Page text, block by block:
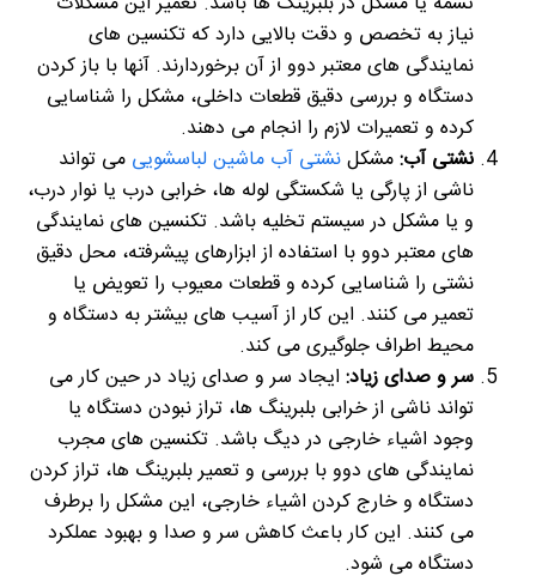
نیاز به تخصص و دقت بالایی دارد که تکنسین های
نمایندگی های معتبر دوو از آن برخوردارند. آنها با باز کردن
دستگاه و بررسی دقیق قطعات داخلی، مشکل را شناسایی
کرده و تعمیرات لازم را انجام می دهند.
نشتی آب:مشکلنشتی آب ماشین لباسشویی می تواند
ناشی از پارگی یا شکستگی لوله ها، خرابی درب یا نوار درب،
و یا مشکل در سیستم تخلیه باشد. تکنسین های نمایندگی
های معتبر دوو با استفاده از ابزارهای پیشرفته، محل دقیق
نشتی را شناسایی کرده و قطعات معیوب را تعویض یا
تعمیر می کنند. این کار از آسیب های بیشتر به دستگاه و
محیط اطراف جلوگیری می کند.
سر و صدای زیاد: ایجاد سر و صدای زیاد در حین کار می
تواند ناشی از خرابی بلبرینگ ها، تراز نبودن دستگاه یا
وجود اشیاء خارجی در دیگ باشد. تکنسین های مجرب
نمایندگی های دوو با بررسی و تعمیر بلبرینگ ها، تراز کردن
دستگاه و خارج کردن اشیاء خارجی، این مشکل را برطرف
می کنند. این کار باعث کاهش سر و صدا و بهبود عملکرد
دستگاه می شود.